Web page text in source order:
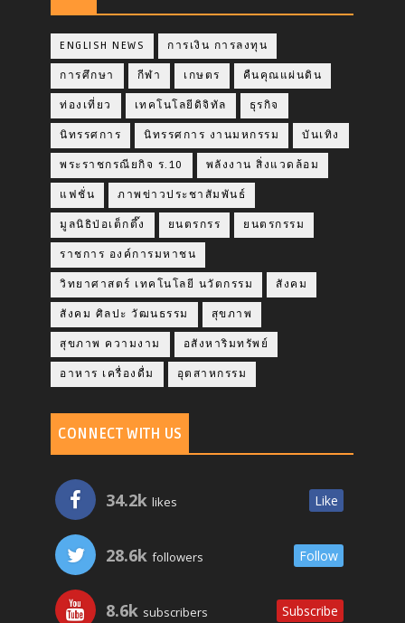
ENGLISH NEWS การเงิน การลงทุน
การศึกษา กีฬา เกษตร คืนคุณแผ่นดิน
ท่องเที่ยว เทคโนโลยีดิจิทัล ธุรกิจ
นิทรรศการ นิทรรศการ งานมหกรรม บันเทิง
พระราชกรณียกิจ ร.10 พลังงาน สิ่งแวดล้อม
แฟชั่น ภาพข่าวประชาสัมพันธ์
มูลนิธิป่อเต็กตึ๊ง ยนตรกรร ยนตรกรรม
ราชการ องค์การมหาชน
วิทยาศาสตร์ เทคโนโลยี นวัตกรรม สังคม
สังคม ศิลปะ วัฒนธรรม สุขภาพ
สุขภาพ ความงาม อสังหาริมทรัพย์
อาหาร เครื่องดื่ม อุตสาหกรรม
CONNECT WITH US
34.2k likes Like
28.6k followers Follow
8.6k subscribers Subscribe